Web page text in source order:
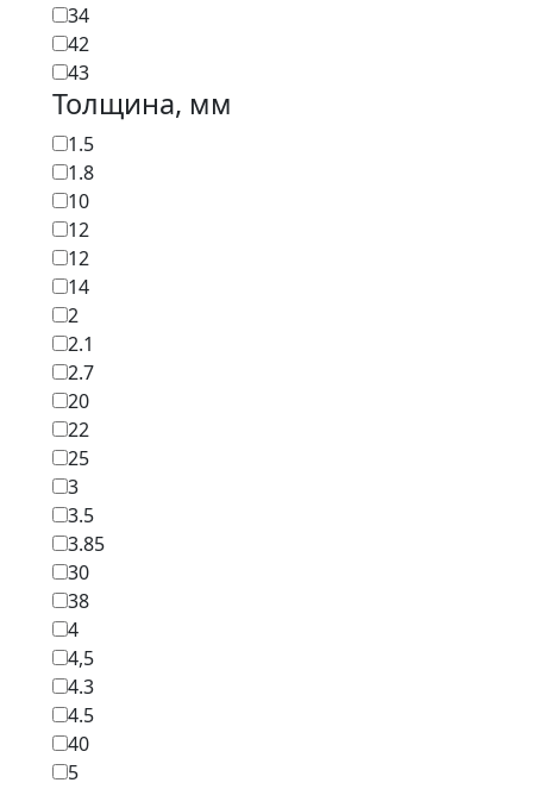
34
42
43
Толщина, мм
1.5
1.8
10
12
12
14
2
2.1
2.7
20
22
25
3
3.5
3.85
30
38
4
4,5
4.3
4.5
40
5